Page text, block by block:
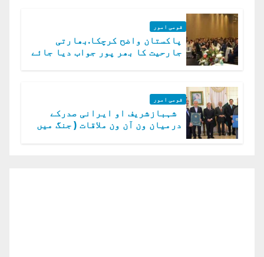
قومی امور
پاکستان واضح کرچکا.بھارتی
جارحیت کا بھر پور جواب دیا جائے
قومی امور
شہبازشریف او ایرانی صدرکے
درمیان ون آن ون ملاقات ( جنگ میں